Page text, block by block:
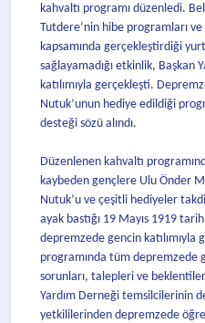
kahvaltı programı düzenledi.
Tutdere’nin hibe programları
kapsamında gerçekleştirdiği
sağlayamadığı etkinlik, Başkan
katılımıyla gerçekleşti.
Nutuk’unun hediye edildiği
desteği sözü alındı.
Düzenlenen kahvaltı
kaybeden gençlere Ulu Önder
Nutuk’u ve çeşitli hediyeler
ayak bastığı 19 Mayıs 1919
depremzede gencin katılımıyla
programında tüm depremzede
sorunları, talepleri ve
Yardım Derneği temsilcilerinin
yetkililerinden depremzede